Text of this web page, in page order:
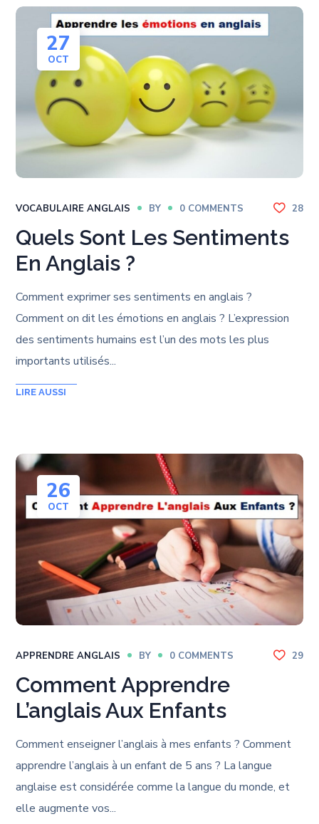
27
OCT
VOCABULAIRE ANGLAIS BY 0 COMMENTS 28
Quels Sont Les Sentiments
En Anglais ?
Comment exprimer ses sentiments en anglais ?
Comment on dit les émotions en anglais ? L’expression
des sentiments humains est l’un des mots les plus
importants utilisés...
26
OCT
APPRENDRE ANGLAIS BY 0 COMMENTS 29
Comment Apprendre
L’anglais Aux Enfants
Comment enseigner l’anglais à mes enfants ? Comment
apprendre l’anglais à un enfant de 5 ans ? La langue
anglaise est considérée comme la langue du monde, et
elle augmente vos...